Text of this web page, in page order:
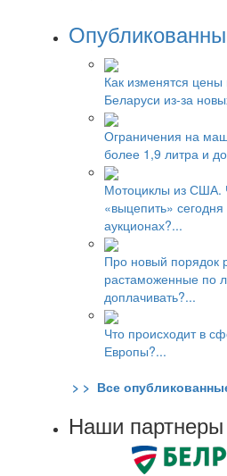
Как изменятся
Беларуси из-за
Ограничения на
более 1,9 литра и
Мотоциклы из США.
«выцепить»
аукционах?...
Про новый порядок
растаможенные по
доплачивать?...
Что происходит в
Европы?...
> > Все
Наши партнеры